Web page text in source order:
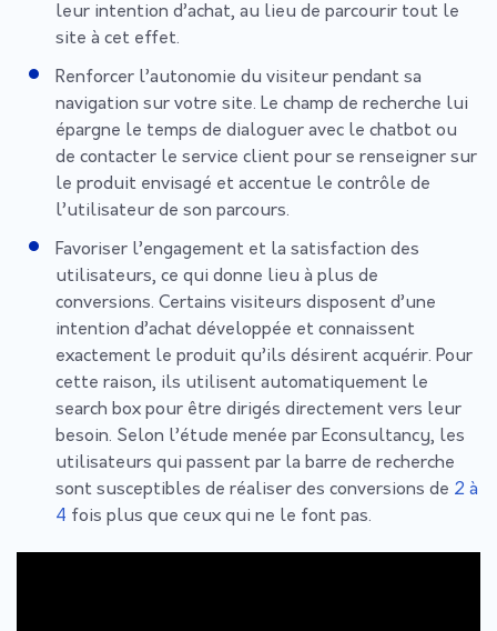
leur intention d’achat, au lieu de parcourir tout le
site à cet effet.
Renforcer l’autonomie du visiteur pendant sa
navigation sur votre site. Le champ de recherche lui
épargne le temps de dialoguer avec le chatbot ou
de contacter le service client pour se renseigner sur
le produit envisagé et accentue le contrôle de
l’utilisateur de son parcours.
Favoriser l’engagement et la satisfaction des
utilisateurs, ce qui donne lieu à plus de
conversions. Certains visiteurs disposent d’une
intention d’achat développée et connaissent
exactement le produit qu’ils désirent acquérir. Pour
cette raison, ils utilisent automatiquement le
search box pour être dirigés directement vers leur
besoin. Selon l’étude menée par Econsultancy, les
utilisateurs qui passent par la barre de recherche
sont susceptibles de réaliser des conversions de 2 à
4 fois plus que ceux qui ne le font pas.